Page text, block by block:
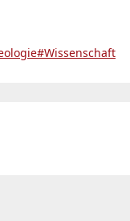
#Wissenschaft